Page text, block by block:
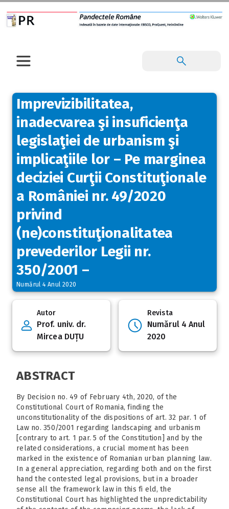
Imprevizibilitatea,
inadecvarea şi insuficienţa
legislaţiei de urbanism şi
implicaţiile lor – Pe marginea
deciziei Curţii Constituţionale
a României nr. 49/2020
privind
(ne)constituţionalitatea
prevederilor Legii nr.
350/2001 –
Numărul 4 Anul 2020
Autor
Prof. univ. dr.
Mircea DUȚU
Revista
Numărul 4 Anul
2020
ABSTRACT
By Decision no. 49 of February 4th, 2020, of the
Constitutional Court of Romania, finding the
unconstitutionality of the dispositions of art. 32 par. 1 of
Law no. 350/2001 regarding landscaping and urbanism
[contrary to art. 1 par. 5 of the Constitution] and by the
related considerations, a crucial moment has been
marked in the existence of Romanian urban planning law.
In a general appreciation, regarding both and on the first
hand the contested legal provisions, but in a broader
sense all the framework law in this fi eld, the
Constitutional Court has highlighted the unpredictability